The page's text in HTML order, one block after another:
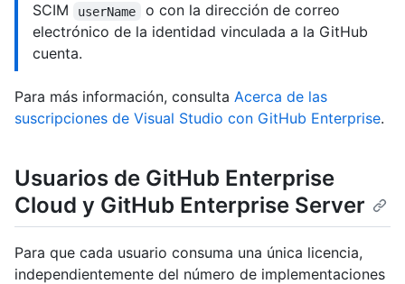
SCIM
userName
o con la dirección de correo
electrónico de la identidad vinculada a la GitHub
cuenta.
Para más información, consulta Acerca de las
suscripciones de Visual Studio con GitHub Enterprise.
Usuarios de GitHub Enterprise
Cloud y GitHub Enterprise Server
Para que cada usuario consuma una única licencia,
independientemente del número de implementaciones